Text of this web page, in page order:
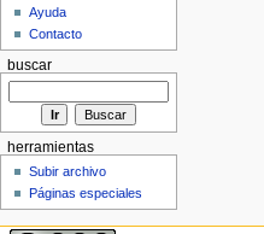
Ayuda
Contacto
buscar
herramientas
Subir archivo
Páginas especiales